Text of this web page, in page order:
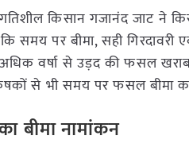
किसान गजानंद जाट ने
पर बीमा, सही गिरदावरी
अधिक वर्षा से उड़द की फसल
कृषकों से भी समय पर फसल बीमा
बीमा नामांकन